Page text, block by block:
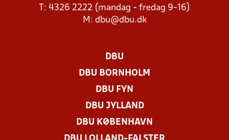
T: 4326 2222 (mandag - fredag 9-16)
M: dbu@dbu.dk
DBU
DBU BORNHOLM
DBU FYN
DBU JYLLAND
DBU KØBENHAVN